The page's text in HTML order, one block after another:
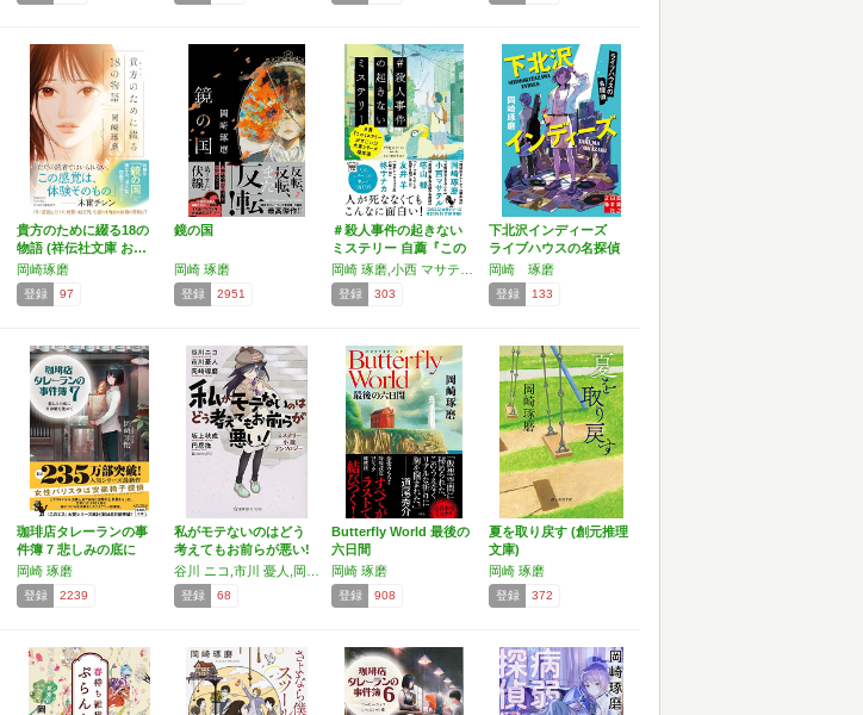
貴方のために綴る18の
物語 (祥伝社文庫 お…
岡崎琢磨
登録 97
鏡の国
岡崎 琢磨
登録 2951
＃殺人事件の起きない
ミステリー 自薦『この
ミ…
登録 303
下北沢インディーズ
ライブハウスの名探偵
(…
岡崎 琢磨
登録 133
珈琲店タレーランの事
件簿 7 悲しみの底に
角…
岡崎 琢磨
登録 2239
私がモテないのはどう
考えてもお前らが悪い!
…
登録 68
Butterfly World 最後の
六日間
岡崎 琢磨
登録 908
夏を取り戻す (創元推理
文庫)
岡崎 琢磨
登録 372